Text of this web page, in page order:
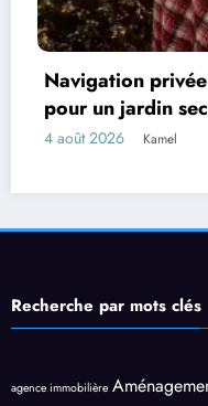
Navigation privée et
pour un jardin secret
4 août 2026 Kamel
Recherche par mots clés
agence immobilière